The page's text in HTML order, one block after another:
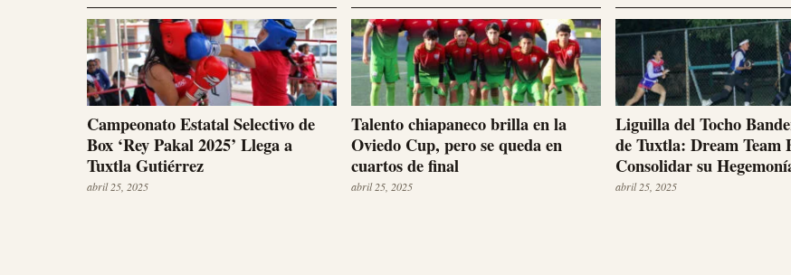
Campeonato Estatal Selectivo de
Box ‘Rey Pakal 2025’ Llega a
Tuxtla Gutiérrez
abril 25, 2025
Talento chiapaneco brilla en la
Oviedo Cup, pero se queda en
cuartos de final
abril 25, 2025
Liguilla del Tocho
de Tuxtla: Dream Team
Consolidar su
abril 25, 2025